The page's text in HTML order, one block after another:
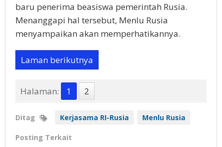
baru penerima beasiswa pemerintah Rusia.
Menanggapi hal tersebut, Menlu Rusia
menyampaikan akan memperhatikannya.
Laman berikutnya
Halaman: 1 2
Ditag Kerjasama RI-Rusia Menlu Rusia
Posting Terkait